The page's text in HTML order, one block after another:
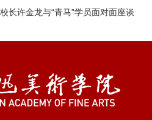
长许金龙与“青马”学员面对面座谈